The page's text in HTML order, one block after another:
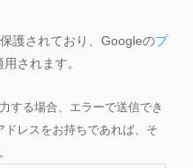
護されており、Googleのプ
用されます。
する場合、エラーで送信でき
レスをお持ちであれば、そ